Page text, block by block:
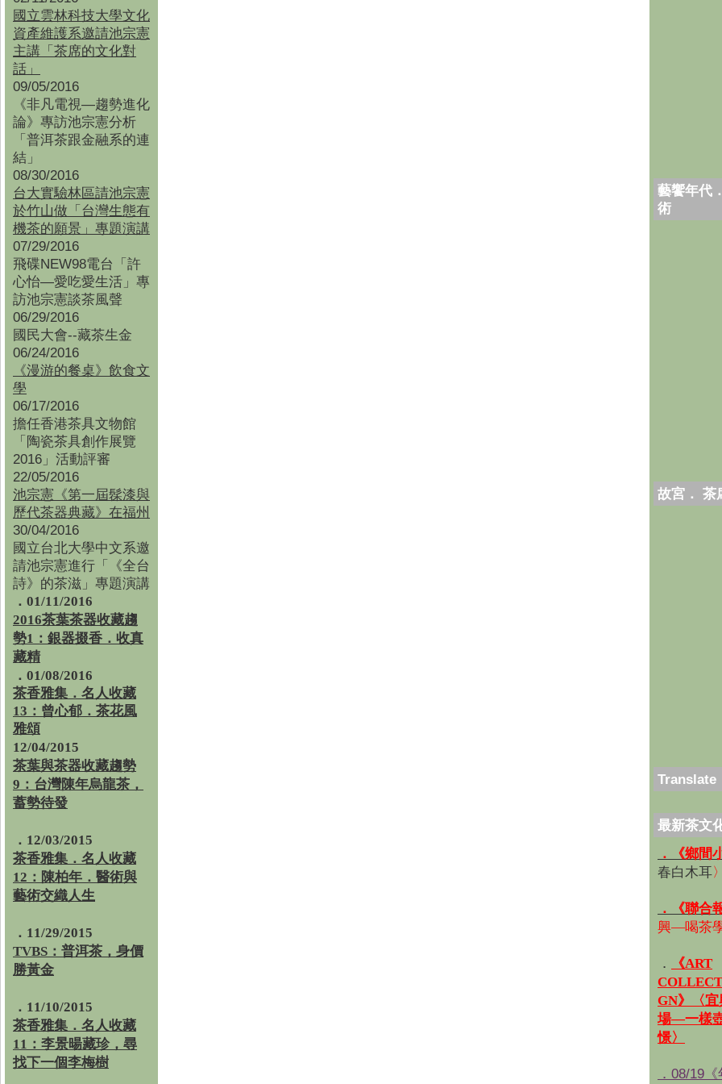
國立雲林科技大學文化
資產維護系邀請池宗憲
主講「茶席的文化對
話」
09/05/2016
《非凡電視—趨勢進化
論》專訪池宗憲分析
「普洱茶跟金融系的連
結」
08/30/2016
台大實驗林區請池宗憲
於竹山做「台灣生態有
機茶的願景」專題演講
07/29/2016
飛碟NEW98電台「許
心怡—愛吃愛生活」專
訪池宗憲談茶風聲
06/29/2016
國民大會--藏茶生金
06/24/2016
《漫游的餐桌》飲食文
學
06/17/2016
擔任香港茶具文物館
「陶瓷茶具創作展覽
2016」活動評審
22/05/2016
池宗憲《第一屆髹漆與
歷代茶器典藏》在福州
30/04/2016
國立台北大學中文系邀
請池宗憲進行「《全台
詩》的茶滋」專題演講
．01/11/2016
2016茶葉茶器收藏趨
勢1：銀器掇香．收真
藏精
．01/08/2016
茶香雅集 ． 名人收藏
13：曾心郁．茶花風
雅頌
12/04/2015
茶葉與茶器收藏趨勢
9：台灣陳年烏龍茶，
蓄勢待發
．12/03/2015
茶香雅集．名人收藏
12：陳柏年．醫術與
藝術交織人生
．11/29/2015
TVBS：普洱茶，身價
勝黃金
．11/10/2015
茶香雅集．名人收藏
11：李景暘藏珍，尋
找下一個李梅樹
藝饗年代
術
故宮． 茶
Translate
最新茶文
．《鄉間
春白木耳〉
．《聯合
興—喝茶
．
《ART
GN》〈
場—一樣
憬〉
．08/19